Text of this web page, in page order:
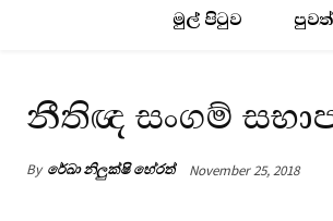
මුල් පිටුව පුවත්
නීතිඥ සංගම්
By රේඛා නිලුක්ෂි හේරත් November 25, 2018